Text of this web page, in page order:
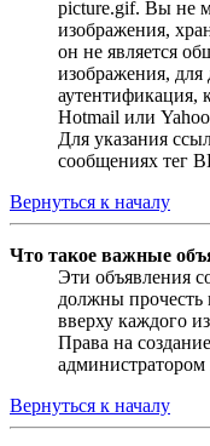
picture.gif. Вы не
изображения,
он не является
изображения, для
аутентификация,
Hotmail или
Для указания
сообщениях тег
Вернуться к началу
Что такое важные
Эти объявления
должны
вверху каждого
Права на
Вернуться к началу